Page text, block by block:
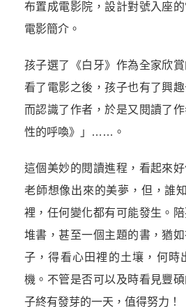
布置成電影院，設計對號入座
電影簡介。
孩子選了《白牙》作為全家欣
看了電影之後，孩子也有了興
而認識了作者，於是又閱讀了
性的呼喚》」……。
這個美妙的閱讀進程，看起來
老師想像出來的美夢，但，誰
裡，任何變化都有可能發生。
堆書，甚至一個主題的書，猶
子，得看心田裡的土壤，何時
機。不管是否可以及時看見豐
子終有發芽的一天，值得努力！